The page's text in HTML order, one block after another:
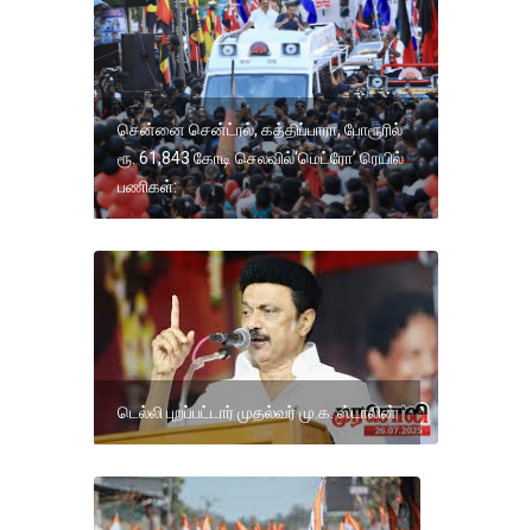
சென்னை சென்ட்ரல், கத்திப்பாரா, போரூரில்
ரூ. 61,843 கோடி செலவில்‘மெட்ரோ’ ரெயில்
பணிகள்:
டெல்லி புறப்பட்டார் முதல்வர் மு.க. ஸ்டாலின்